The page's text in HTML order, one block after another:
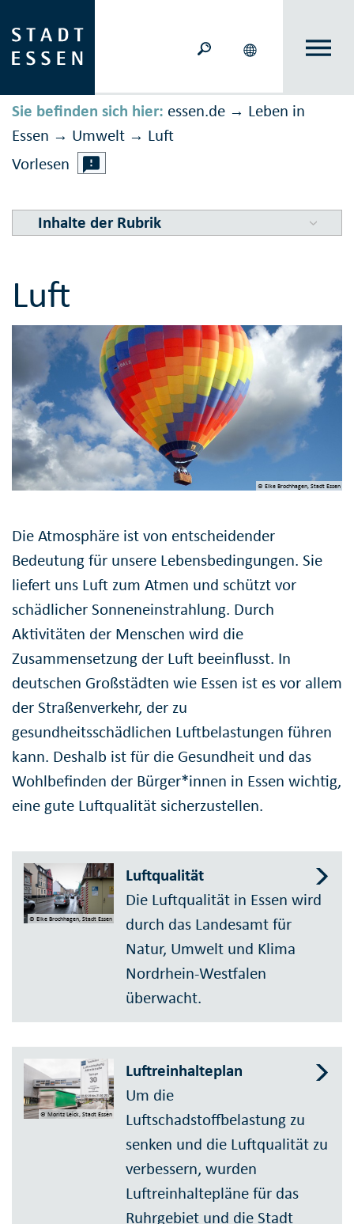
Sie befinden sich hier: essen.de → Leben in
Essen → Umwelt → Luft
Vorlesen
Inhalte der Rubrik
Luft
© Elke Brochhagen, Stadt Essen
Die Atmosphäre ist von entscheidender
Bedeutung für unsere Lebensbedingungen. Sie
liefert uns Luft zum Atmen und schützt vor
schädlicher Sonneneinstrahlung. Durch
Aktivitäten der Menschen wird die
Zusammensetzung der Luft beeinflusst. In
deutschen Großstädten wie Essen ist es vor allem
der Straßenverkehr, der zu
gesundheitsschädlichen Luftbelastungen führen
kann. Deshalb ist für die Gesundheit und das
Wohlbefinden der Bürger*innen in Essen wichtig,
eine gute Luftqualität sicherzustellen.
© Elke Brochhagen, Stadt Essen
Luftqualität
Die Luftqualität in Essen wird
durch das Landesamt für
Natur, Umwelt und Klima
Nordrhein-Westfalen
überwacht.
© Moritz Leick, Stadt Essen
Luftreinhalteplan
Um die
Luftschadstoffbelastung zu
senken und die Luftqualität zu
verbessern, wurden
Luftreinhaltepläne für das
Ruhrgebiet und die Stadt